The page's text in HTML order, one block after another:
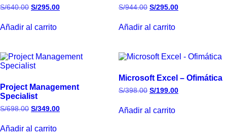
S/640.00 S/295.00
Añadir al carrito
S/944.00 S/295.00
Añadir al carrito
Project Management
Specialist
S/698.00 S/349.00
Añadir al carrito
Microsoft Excel – Ofimática
S/398.00 S/199.00
Añadir al carrito